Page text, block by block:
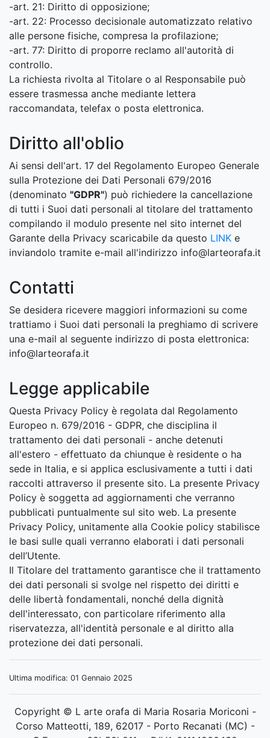
-art. 21: Diritto di opposizione;
-art. 22: Processo decisionale automatizzato relativo
alle persone fisiche, compresa la profilazione;
-art. 77: Diritto di proporre reclamo all'autorità di
controllo.
La richiesta rivolta al Titolare o al Responsabile può
essere trasmessa anche mediante lettera
raccomandata, telefax o posta elettronica.
Diritto all'oblio
Ai sensi dell'art. 17 del Regolamento Europeo Generale
sulla Protezione dei Dati Personali 679/2016
(denominato "GDPR") può richiedere la cancellazione
di tutti i Suoi dati personali al titolare del trattamento
compilando il modulo presente nel sito internet del
Garante della Privacy scaricabile da questo LINK e
inviandolo tramite e-mail all'indirizzo info@larteorafa.it
Contatti
Se desidera ricevere maggiori informazioni su come
trattiamo i Suoi dati personali la preghiamo di scrivere
una e-mail al seguente indirizzo di posta elettronica:
info@larteorafa.it
Legge applicabile
Questa Privacy Policy è regolata dal Regolamento
Europeo n. 679/2016 - GDPR, che disciplina il
trattamento dei dati personali - anche detenuti
all'estero - effettuato da chiunque è residente o ha
sede in Italia, e si applica esclusivamente a tutti i dati
raccolti attraverso il presente sito. La presente Privacy
Policy è soggetta ad aggiornamenti che verranno
pubblicati puntualmente sul sito web. La presente
Privacy Policy, unitamente alla Cookie policy stabilisce
le basi sulle quali verranno elaborati i dati personali
dell’Utente.
Il Titolare del trattamento garantisce che il trattamento
dei dati personali si svolge nel rispetto dei diritti e
delle libertà fondamentali, nonché della dignità
dell'interessato, con particolare riferimento alla
riservatezza, all'identità personale e al diritto alla
protezione dei dati personali.
Ultima modifica: 01 Gennaio 2025
Copyright © L arte orafa di Maria Rosaria Moriconi -
Corso Matteotti, 189, 62017 - Porto Recanati (MC) -